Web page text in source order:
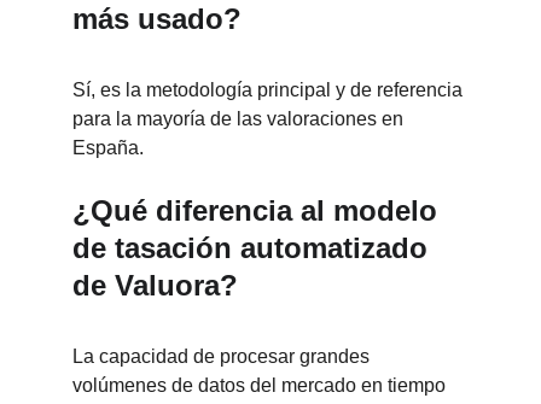
más usado?
Sí, es la metodología principal y de referencia
para la mayoría de las valoraciones en
España.
¿Qué diferencia al modelo
de tasación automatizado
de Valuora?
La capacidad de procesar grandes
volúmenes de datos del mercado en tiempo